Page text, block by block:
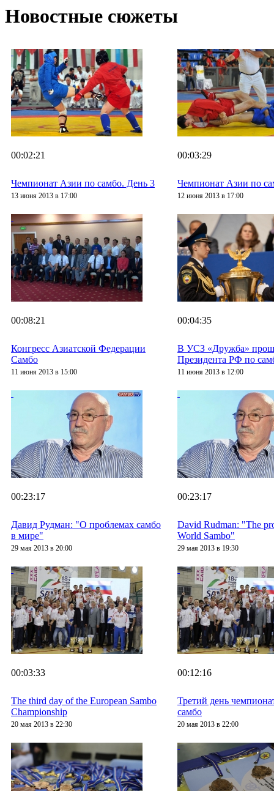
Новостные сюжеты
00:02:21
Чемпионат Азии по самбо. День 3
13 июня 2013 в 17:00
00:03:29
Чемпионат Азии по
12 июня 2013 в 17:00
00:08:21
Конгресс Азиатской Федерации
Самбо
11 июня 2013 в 15:00
00:04:35
В УСЗ «Дружба»
Президента РФ по
11 июня 2013 в 12:00
00:23:17
Давид Рудман: "О проблемах самбо
в мире"
29 мая 2013 в 20:00
00:23:17
David Rudman: "The
World Sambo"
29 мая 2013 в 19:30
00:03:33
The third day of the European Sambo
Championship
20 мая 2013 в 22:30
00:12:16
Третий день
самбо
20 мая 2013 в 22:00